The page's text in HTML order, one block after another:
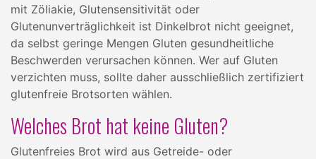
mit Zöliakie, Glutensensitivität oder
Glutenunverträglichkeit ist Dinkelbrot nicht geeignet,
da selbst geringe Mengen Gluten gesundheitliche
Beschwerden verursachen können. Wer auf Gluten
verzichten muss, sollte daher ausschließlich zertifiziert
glutenfreie Brotsorten wählen.
Welches Brot hat keine Gluten?
Glutenfreies Brot wird aus Getreide- oder